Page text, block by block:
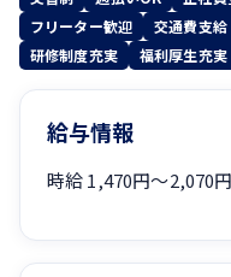
フリーター歓迎
交通費支給
研修制度充実
福利厚生充実
給与情報
時給 1,470円〜2,070円